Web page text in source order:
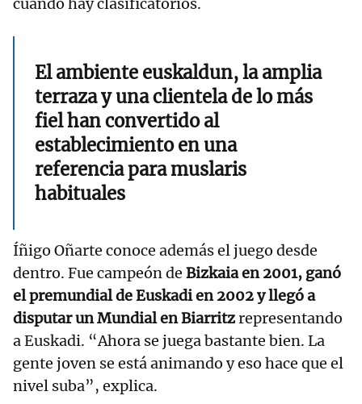
cuando hay clasificatorios.
El ambiente euskaldun, la amplia
terraza y una clientela de lo más
fiel han convertido al
establecimiento en una
referencia para muslaris
habituales
Íñigo Oñarte conoce además el juego desde
dentro. Fue campeón de Bizkaia en 2001, ganó
el premundial de Euskadi en 2002 y llegó a
disputar un Mundial en Biarritzrepresentando
a Euskadi. “Ahora se juega bastante bien. La
gente joven se está animando y eso hace que el
nivel suba”, explica.